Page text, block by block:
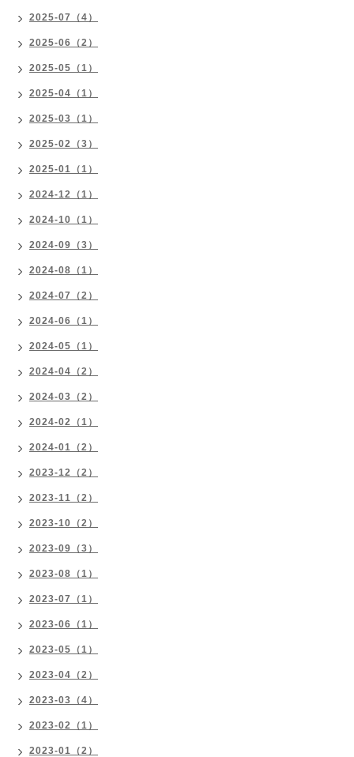
2025-07（4）
2025-06（2）
2025-05（1）
2025-04（1）
2025-03（1）
2025-02（3）
2025-01（1）
2024-12（1）
2024-10（1）
2024-09（3）
2024-08（1）
2024-07（2）
2024-06（1）
2024-05（1）
2024-04（2）
2024-03（2）
2024-02（1）
2024-01（2）
2023-12（2）
2023-11（2）
2023-10（2）
2023-09（3）
2023-08（1）
2023-07（1）
2023-06（1）
2023-05（1）
2023-04（2）
2023-03（4）
2023-02（1）
2023-01（2）